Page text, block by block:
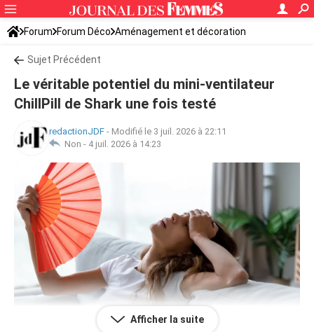
Forum Forum Déco Aménagement et décoration
Sujet Précédent
Le véritable potentiel du mini-ventilateur
ChillPill de Shark une fois testé
redactionJDF - Modifié le 3 juil. 2026 à 22:11
Non - 4 juil. 2026 à 14:23
Afficher la suite